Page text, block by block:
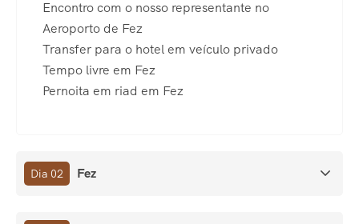
Encontro com o nosso representante no
Aeroporto de Fez
Transfer para o hotel em veículo privado
Tempo livre em Fez
Pernoita em riad em Fez
Dia 02 Fez